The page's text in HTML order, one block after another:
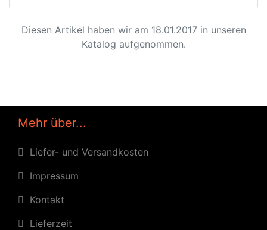
Diesen Artikel haben wir am 18.01.2017 in unseren
Katalog aufgenommen.
Mehr über...
Liefer- und Versandkosten
Impressum
Kontakt
Lieferzeit